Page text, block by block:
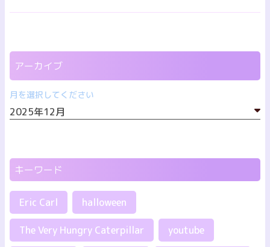
アーカイブ
月を選択してください
キーワード
Eric Carl halloween
The Very Hungry Caterpillar youtube